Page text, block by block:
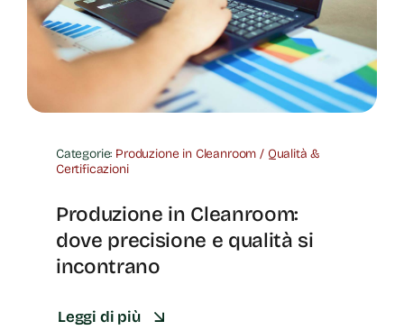
Categorie: Produzione in Cleanroom / Qualità &
Certificazioni
Produzione in Cleanroom:
dove precisione e qualità si
incontrano
Leggi di più